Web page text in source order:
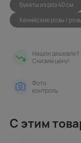
Букеты из роз 40 см
Кенийские розы /
Нашли дешевле?
Снизим цену!
Фото
контроль
С этим